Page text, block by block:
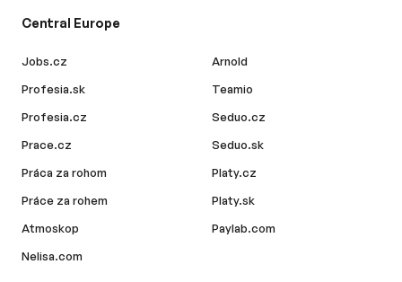
Central Europe
Jobs.cz
Profesia.sk
Profesia.cz
Prace.cz
Práca za rohom
Práce za rohem
Atmoskop
Nelisa.com
Arnold
Teamio
Seduo.cz
Seduo.sk
Platy.cz
Platy.sk
Paylab.com